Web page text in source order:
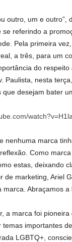
outro, um e
se referindo a
Pela primeira
a três, para um
do
Paulista, nesta
que desejam bater
nenhuma marca
Como
estas, deixando
de marketing, Ariel
marca. Abraçamos
a marca foi
importantes
LGBTQ+,